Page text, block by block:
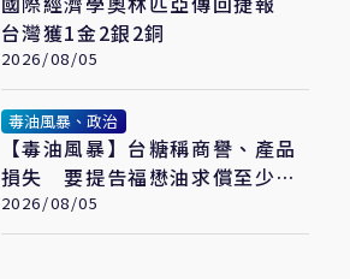
台灣獲1金2銀2銅
2026/08/05
毒油風暴、政治
【毒油風暴】台糖稱商譽、產品
損失 要提告福懋油求償至少
2.43億元
2026/08/05